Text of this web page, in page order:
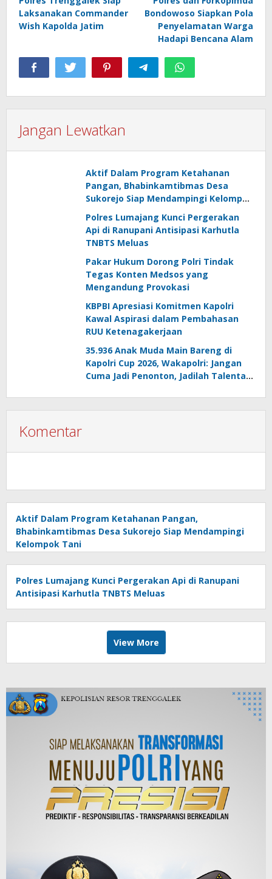
pos
Laksanakan Commander
Wish Kapolda Jatim
Bondowoso Siapkan Pola
Penyelamatan Warga
Hadapi Bencana Alam
Jangan Lewatkan
Aktif Dalam Program Ketahanan
Pangan, Bhabinkamtibmas Desa
Sukorejo Siap Mendampingi Kelompok
Tani
Polres Lumajang Kunci Pergerakan
Api di Ranupani Antisipasi Karhutla
TNBTS Meluas
Pakar Hukum Dorong Polri Tindak
Tegas Konten Medsos yang
Mengandung Provokasi
KBPBI Apresiasi Komitmen Kapolri
Kawal Aspirasi dalam Pembahasan
RUU Ketenagakerjaan
35.936 Anak Muda Main Bareng di
Kapolri Cup 2026, Wakapolri: Jangan
Cuma Jadi Penonton, Jadilah Talenta
Komentar
Aktif Dalam Program Ketahanan Pangan,
Bhabinkamtibmas Desa Sukorejo Siap Mendampingi
Kelompok Tani
Polres Lumajang Kunci Pergerakan Api di Ranupani
Antisipasi Karhutla TNBTS Meluas
View More